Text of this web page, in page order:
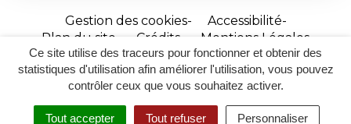
Ce site utilise des traceurs pour fonctionner et obtenir des
statistiques d'utilisation afin améliorer l'utilisation, vous pouvez
contrôler ceux que vous souhaitez activer.
Tout accepter Tout refuser Personnaliser
Gestion des cookies
Accessibilité
Plan du site
Crédits
Mentions Légales
Site
réalisé
par
Inovagora